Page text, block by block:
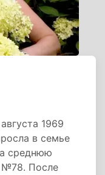
1969
в семье
среднюю
№78. После